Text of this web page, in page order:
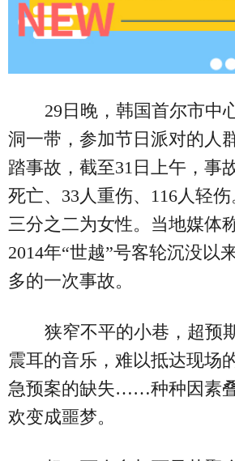
29日晚，韩国首尔市中
洞一带，参加节日派对的人
踏事故，截至31日上午，事
死亡、33人重伤、116人轻
三分之二为女性。当地媒体
2014年“世越”号客轮沉没以
多的一次事故。
狭窄不平的小巷，超预
震耳的音乐，难以抵达现场
急预案的缺失……种种因素
欢变成噩梦。